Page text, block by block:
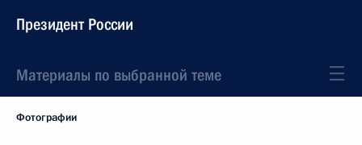
Президент России
Материалы по выбранной теме
Фотографии